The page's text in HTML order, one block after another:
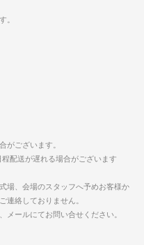
。
がございます。
配送が遅れる場合がございます
場、会場のスタッフへ予めお客様か
連絡しておりません。
メールにてお問い合せください。